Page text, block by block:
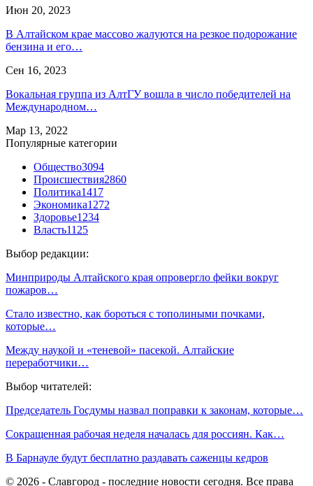
Июн 20, 2023
В Алтайском крае массово жалуются на резкое подорожание
бензина и его…
Сен 16, 2023
Вокальная группа из АлтГУ вошла в число победителей на
Международном…
Мар 13, 2022
Популярные категории
Общество3094
Происшествия2860
Политика1417
Экономика1272
Здоровье1234
Власть1125
Выбор редакции:
Минприроды Алтайского края опровергло фейки вокруг
пожаров…
Стало известно, как бороться с тополиными почками,
которые…
Между наукой и «теневой» пасекой. Алтайские
переработчики…
Выбор читателей:
Председатель Госдумы назвал поправки к законам, которые…
Сокращенная рабочая неделя началась для россиян. Как…
В Барнауле будут бесплатно раздавать саженцы кедров
© 2026 - Славгород - последние новости сегодня. Все права